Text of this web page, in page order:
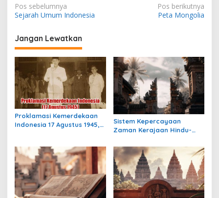
N
a
v
i
g
a
s
i
p
o
s
Pos sebelumnya
Sejarah Umum Indonesia
Pos berikutnya
Peta Mongolia
Jangan Lewatkan
Proklamasi Kemerdekaan
Indonesia 17 Agustus 1945,
Sistem Kepercayaan
Zaman Kerajaan Hindu-
Warisan Spiritual yang
Masih Bertahan